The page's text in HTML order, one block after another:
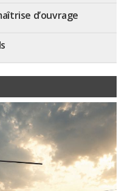
d’ouvrage